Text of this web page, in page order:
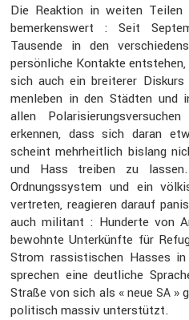
Die Reaktion in weiten
bemer­kens­wert : Seit
Tausende in den
persön­liche Kontakte
sich auch ein breiterer
men­leben in den Städten und
allen
erkennen, dass sich daran
scheint mehrheit­lich bislang
und Hass treiben zu
Ordnungs­system und ein
vertreten, reagieren darauf
auch militant : Hunderte von
bewohnte Unter­künfte für
Strom rassis­ti­schen Hasses
sprechen eine deutliche
Straße von sich als « neueSA »
politisch massiv unter­stützt.